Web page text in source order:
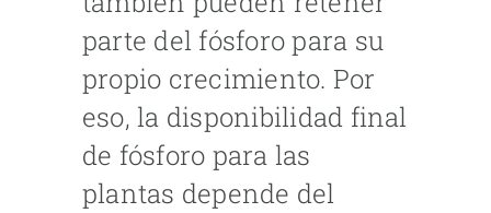
parte del fósforo para su
propio crecimiento. Por
eso, la disponibilidad final
de fósforo para las
plantas depende del